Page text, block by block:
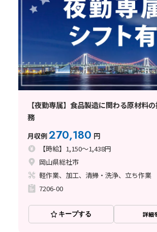
【夜勤専属】食品製造に関わる原材料
務
月収例270,180 円
【時給】1,150～1,438円
岡山県総社市
軽作業、加工、清掃・洗浄、立ち作業
7206-00
キープする 詳細